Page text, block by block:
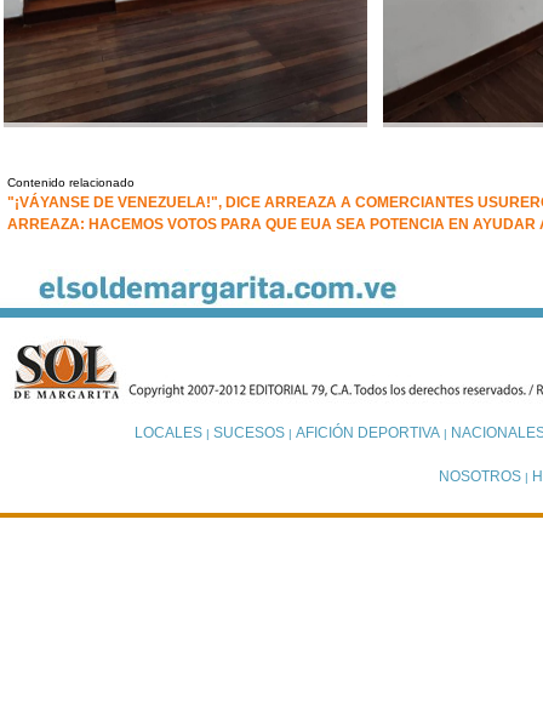
Contenido relacionado
"¡VÁYANSE DE VENEZUELA!", DICE ARREAZA A COMERCIANTES
ARREAZA: HACEMOS VOTOS PARA QUE EUA SEA POTENCIA EN AYUDAR
LOCALES| SUCESOS| AFICIÓN DEPORTIVA|
NOSOTROS |